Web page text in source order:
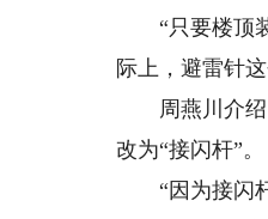
“只要楼顶装
际上，避雷针
周燕川介绍，
改为“接闪杆”。
“因为接闪杆